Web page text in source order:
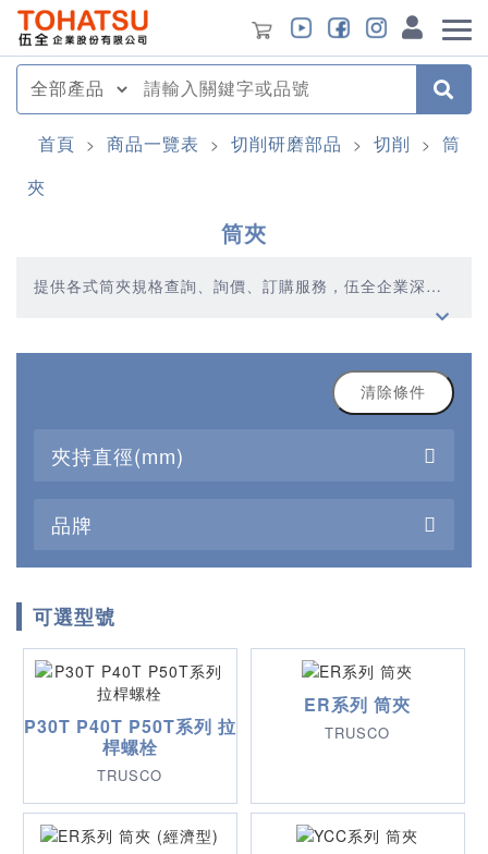
首頁 > 商品一覽表 > 切削研磨部品 > 切削 > 筒
夾
筒夾
提供各式筒夾規格查詢、詢價、訂購服務，伍全企業深耕
模具產業多年，秉持著優質品質、合理價格、多元產品、
清除條件
夾持直徑(mm)
品牌
可選型號
P30T P40T P50T系列 拉
桿螺栓
TRUSCO
ER系列 筒夾
TRUSCO